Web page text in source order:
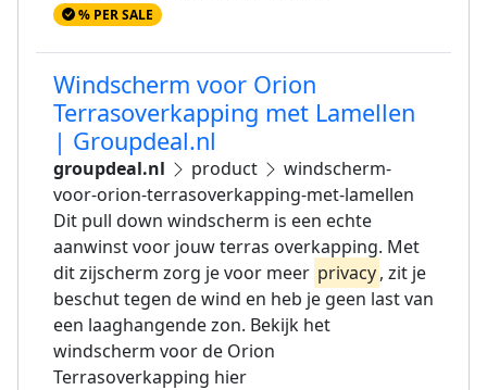
% PER SALE
Windscherm voor Orion
Terrasoverkapping met Lamellen
| Groupdeal.nl
groupdeal.nl product
windscherm-
voor-orion-terrasoverkapping-met-lamellen
Dit pull down windscherm is een echte
aanwinst voor jouw terras overkapping. Met
dit zijscherm zorg je voor meer privacy, zit je
beschut tegen de wind en heb je geen last van
een laaghangende zon. Bekijk het
windscherm voor de Orion
Terrasoverkapping hier